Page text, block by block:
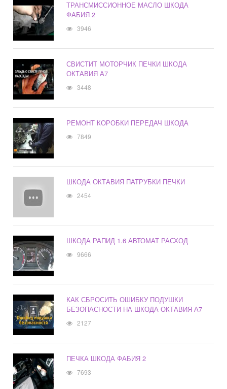
ТРАНСМИССИОННОЕ МАСЛО ШКОДА
ФАБИЯ 2
3946
СВИСТИТ МОТОРЧИК ПЕЧКИ ШКОДА
ОКТАВИЯ А7
3448
РЕМОНТ КОРОБКИ ПЕРЕДАЧ ШКОДА
7849
ШКОДА ОКТАВИЯ ПАТРУБКИ ПЕЧКИ
2454
ШКОДА РАПИД 1.6 АВТОМАТ РАСХОД
9666
КАК СБРОСИТЬ ОШИБКУ ПОДУШКИ
БЕЗОПАСНОСТИ НА ШКОДА ОКТАВИЯ А7
2127
ПЕЧКА ШКОДА ФАБИЯ 2
7693